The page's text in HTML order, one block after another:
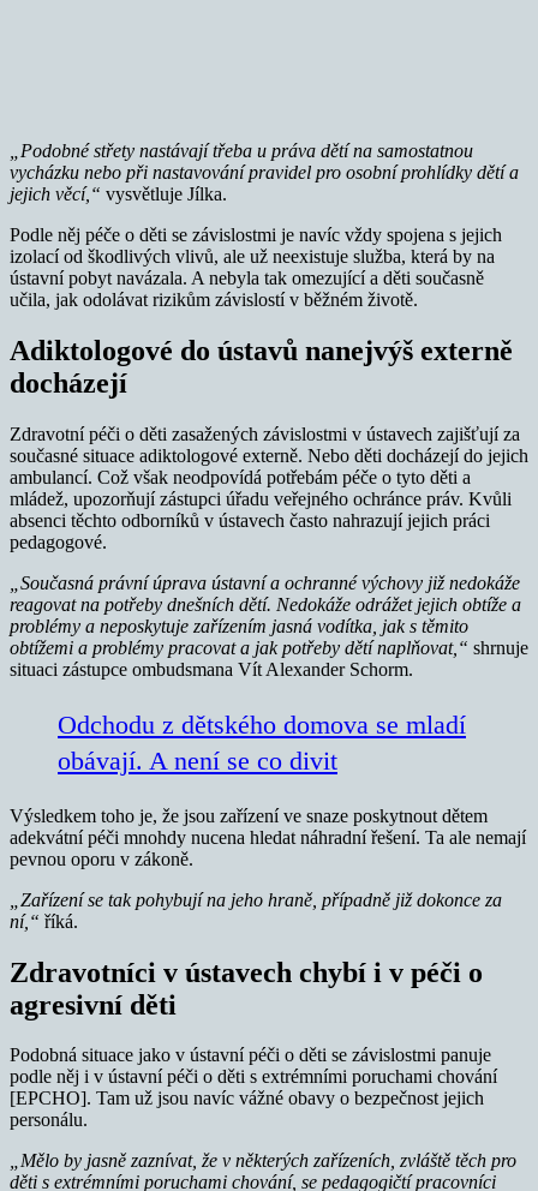
„Podobné střety nastávají třeba u práva dětí na samostatnou
vycházku nebo při nastavování pravidel pro osobní prohlídky dětí a
jejich věcí,“ vysvětluje Jílka.
Podle něj péče o děti se závislostmi je navíc vždy spojena s jejich
izolací od škodlivých vlivů, ale už neexistuje služba, která by na
ústavní pobyt navázala. A nebyla tak omezující a děti současně
učila, jak odolávat rizikům závislostí v běžném životě.
Adiktologové do ústavů nanejvýš externě
docházejí
Zdravotní péči o děti zasažených závislostmi v ústavech zajišťují za
současné situace adiktologové externě. Nebo děti docházejí do jejich
ambulancí. Což však neodpovídá potřebám péče o tyto děti a
mládež, upozorňují zástupci úřadu veřejného ochránce práv. Kvůli
absenci těchto odborníků v ústavech často nahrazují jejich práci
pedagogové.
„Současná právní úprava ústavní a ochranné výchovy již nedokáže
reagovat na potřeby dnešních dětí. Nedokáže odrážet jejich obtíže a
problémy a neposkytuje zařízením jasná vodítka, jak s těmito
obtížemi a problémy pracovat a jak potřeby dětí naplňovat,“ shrnuje
situaci zástupce ombudsmana Vít Alexander Schorm.
Odchodu z dětského domova se mladí
obávají. A není se co divit
Výsledkem toho je, že jsou zařízení ve snaze poskytnout dětem
adekvátní péči mnohdy nucena hledat náhradní řešení. Ta ale nemají
pevnou oporu v zákoně.
„Zařízení se tak pohybují na jeho hraně, případně již dokonce za
ní,“ říká.
Zdravotníci v ústavech chybí i v péči o
agresivní děti
Podobná situace jako v ústavní péči o děti se závislostmi panuje
podle něj i v ústavní péči o děti s extrémními poruchami chování
[EPCHO]. Tam už jsou navíc vážné obavy o bezpečnost jejich
personálu.
„Mělo by jasně zaznívat, že v některých zařízeních, zvláště těch pro
děti s extrémními poruchami chování, se pedagogičtí pracovníci